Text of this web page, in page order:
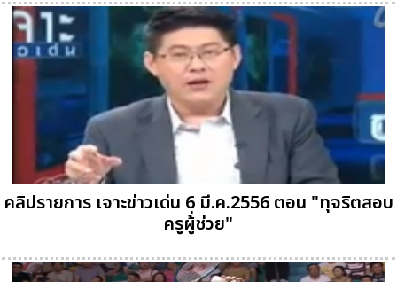
คลิปรายการ เจาะข่าวเด่น 6 มี.ค.2556 ตอน "ทุจริตสอบ
ครูผู้่ช่วย"